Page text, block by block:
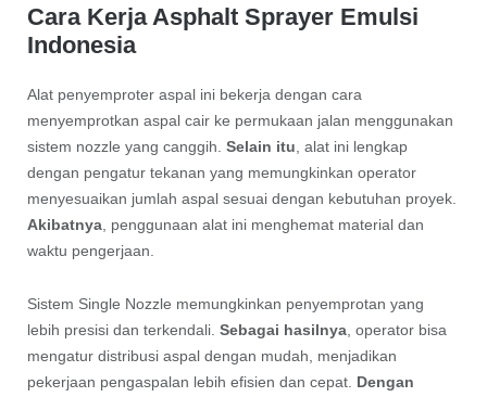
Cara Kerja Asphalt Sprayer Emulsi
Indonesia
Alat penyemproter aspal ini bekerja dengan cara
menyemprotkan aspal cair ke permukaan jalan menggunakan
sistem nozzle yang canggih. Selain itu , alat ini lengkap
dengan pengatur tekanan yang memungkinkan operator
menyesuaikan jumlah aspal sesuai dengan kebutuhan proyek.
Akibatnya, penggunaan alat ini menghemat material dan
waktu pengerjaan.
Sistem Single Nozzle memungkinkan penyemprotan yang
lebih presisi dan terkendali. Sebagai hasilnya, operator bisa
mengatur distribusi aspal dengan mudah, menjadikan
pekerjaan pengaspalan lebih efisien dan cepat. Dengan